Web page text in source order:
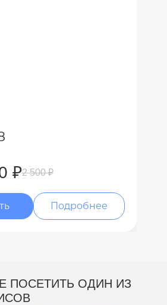
₽2 500 ₽
Подробнее
ПОСЕТИТЬ ОДИН ИЗ